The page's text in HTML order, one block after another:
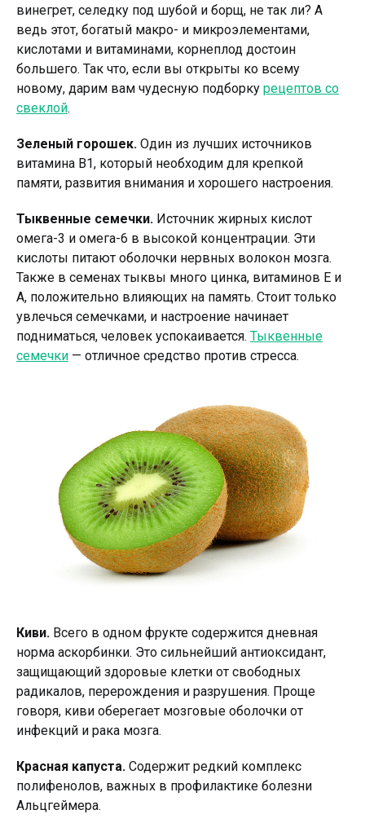
винегрет, селедку под шубой и борщ, не так ли? А
ведь этот, богатый макро- и микроэлементами,
кислотами и витаминами, корнеплод достоин
большего. Так что, если вы открыты ко всему
новому, дарим вам чудесную подборку рецептов со
свеклой.
Зеленый горошек. Один из лучших источников
витамина В1, который необходим для крепкой
памяти, развития внимания и хорошего настроения.
Тыквенные семечки. Источник жирных кислот
омега-3 и омега-6 в высокой концентрации. Эти
кислоты питают оболочки нервных волокон мозга.
Также в семенах тыквы много цинка, витаминов Е и
А, положительно влияющих на память. Стоит только
увлечься семечками, и настроение начинает
подниматься, человек успокаивается. Тыквенные
семечки — отличное средство против стресса.
Киви. Всего в одном фрукте содержится дневная
норма аскорбинки. Это сильнейший антиоксидант,
защищающий здоровые клетки от свободных
радикалов, перерождения и разрушения. Проще
говоря, киви оберегает мозговые оболочки от
инфекций и рака мозга.
Красная капуста. Содержит редкий комплекс
полифенолов, важных в профилактике болезни
Альцгеймера.